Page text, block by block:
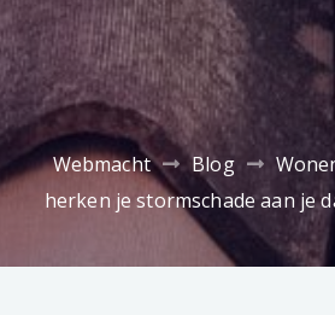
Webmacht Blog
herken je stormschade aan je